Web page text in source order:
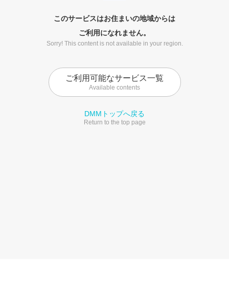
このサービスはお住まいの地域からは
ご利用になれません。
Sorry! This content is not available in your region.
ご利用可能なサービス一覧
Available contents
DMMトップへ戻る
Return to the top page